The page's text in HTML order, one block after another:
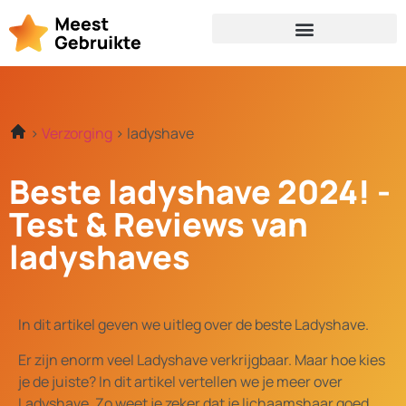
Verzorging ladyshave
Beste ladyshave 2024! -
Test & Reviews van
ladyshaves
In dit artikel geven we uitleg over de beste Ladyshave.
Er zijn enorm veel Ladyshave verkrijgbaar. Maar hoe kies
je de juiste? In dit artikel vertellen we je meer over